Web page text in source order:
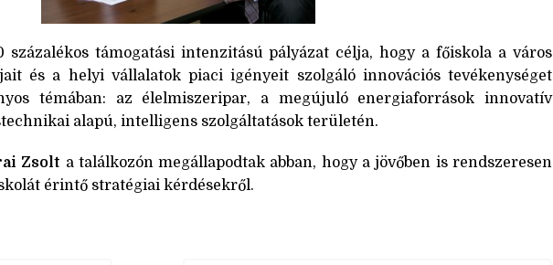
támogatási intenzitású pályázat célja, hogy a főiskola a város
és a helyi vállalatok piaci igényeit szolgáló innovációs tevékenységet
témában: az élelmiszeripar, a megújuló energiaforrások innovatív
alapú, intelligens szolgáltatások területén.
Zsolt a találkozón megállapodtak abban, hogy a jövőben is rendszeresen
érintő stratégiai kérdésekről.